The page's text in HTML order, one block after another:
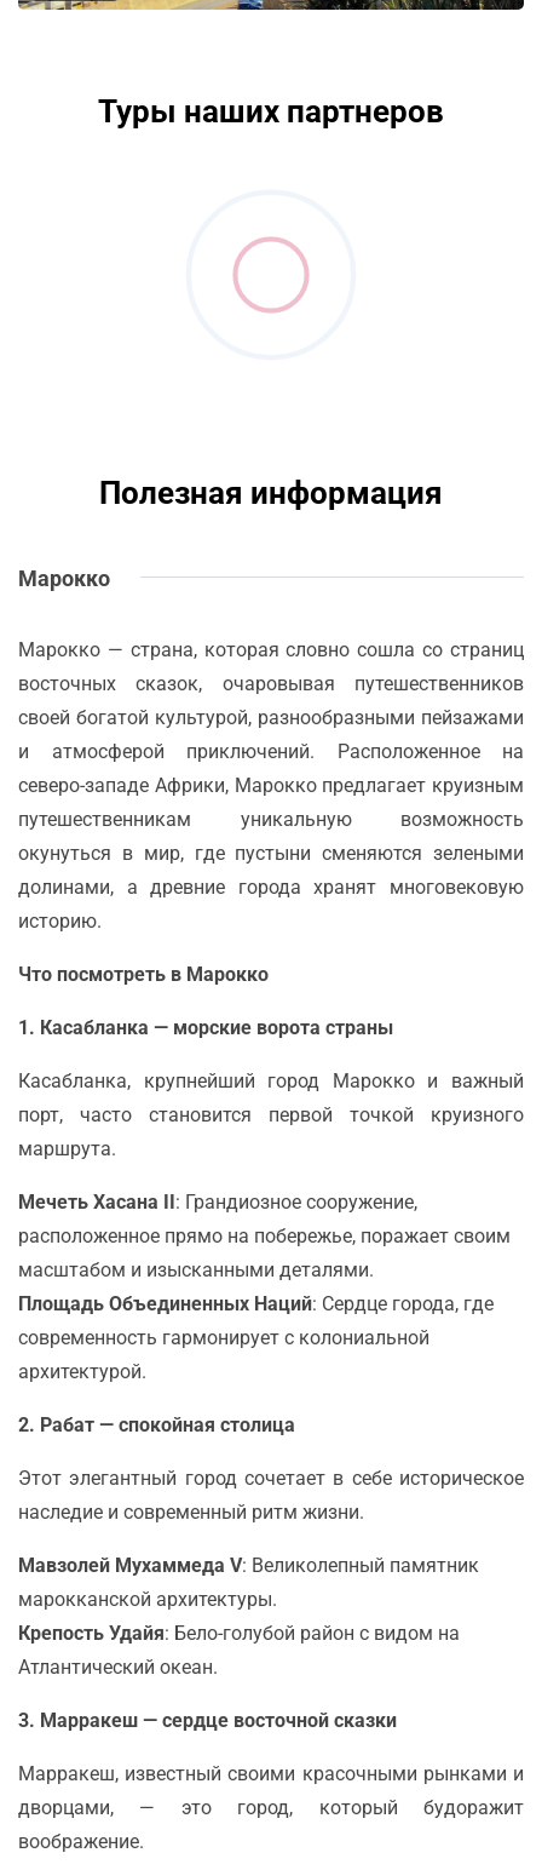
Туры наших партнеров
Полезная информация
Марокко
Марокко — страна, которая словно сошла со страниц
восточных сказок, очаровывая путешественников
своей богатой культурой, разнообразными пейзажами
и атмосферой приключений. Расположенное на
северо-западе Африки, Марокко предлагает круизным
путешественникам уникальную возможность
окунуться в мир, где пустыни сменяются зелеными
долинами, а древние города хранят многовековую
историю.
Что посмотреть в Марокко
1. Касабланка — морские ворота страны
Касабланка, крупнейший город Марокко и важный
порт, часто становится первой точкой круизного
маршрута.
Мечеть Хасана II : Грандиозное сооружение,
расположенное прямо на побережье, поражает своим
масштабом и изысканными деталями.
Площадь Объединенных Наций: Сердце города, где
современность гармонирует с колониальной
архитектурой.
2. Рабат — спокойная столица
Этот элегантный город сочетает в себе историческое
наследие и современный ритм жизни.
Мавзолей Мухаммеда V: Великолепный памятник
марокканской архитектуры.
Крепость Удайя: Бело-голубой район с видом на
Атлантический океан.
3. Марракеш — сердце восточной сказки
Марракеш, известный своими красочными рынками и
дворцами, — это город, который будоражит
воображение.